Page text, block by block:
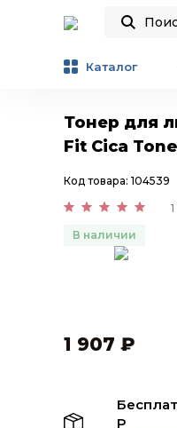
Каталог
Тонер для
Fit Cica
Код товара: 104539
В наличии
1 907 ₽
Р